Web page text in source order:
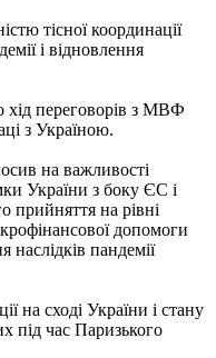
тісної координації
і відновлення
переговорів з МВФ
з Україною.
на важливості
України з боку ЄС і
прийняття на рівні
допомоги
пандемії
на сході України і стану
під час Паризького